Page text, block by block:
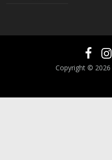
Copyright © 2026